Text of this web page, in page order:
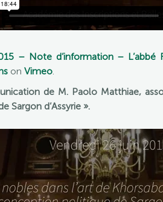
– Note d’information – L’abbé
on Vimeo.
de M. Paolo Matthiae,
Sargon d’Assyrie ».